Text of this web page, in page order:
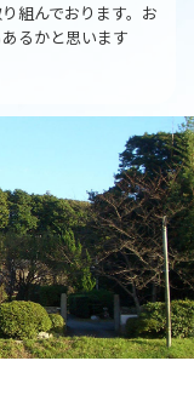
組んでおります。お
るかと思います